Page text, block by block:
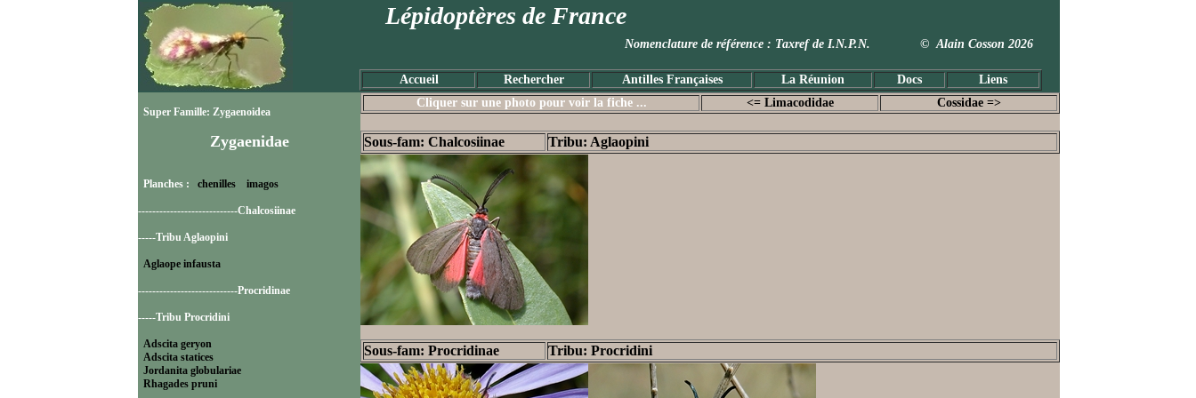
Lépidoptères de France
Nomenclature de référence : Taxref de I.N.P.N. © Alain Cosson 2026
Accueil Rechercher Antilles Françaises La Réunion Docs Liens
Super Famille: Zygaenoidea
Zygaenidae
Planches : chenilles imagos
----------------------------Chalcosiinae
-----Tribu Aglaopini
Aglaope infausta
----------------------------Procridinae
-----Tribu Procridini
Adscita geryon
Adscita statices
Jordanita globulariae
Rhagades pruni
Cliquer sur une photo pour voir la fiche ... <= Limacodidae Cossidae =>
Sous-fam: Chalcosiinae Tribu: Aglaopini
Sous-fam: Procridinae Tribu: Procridini